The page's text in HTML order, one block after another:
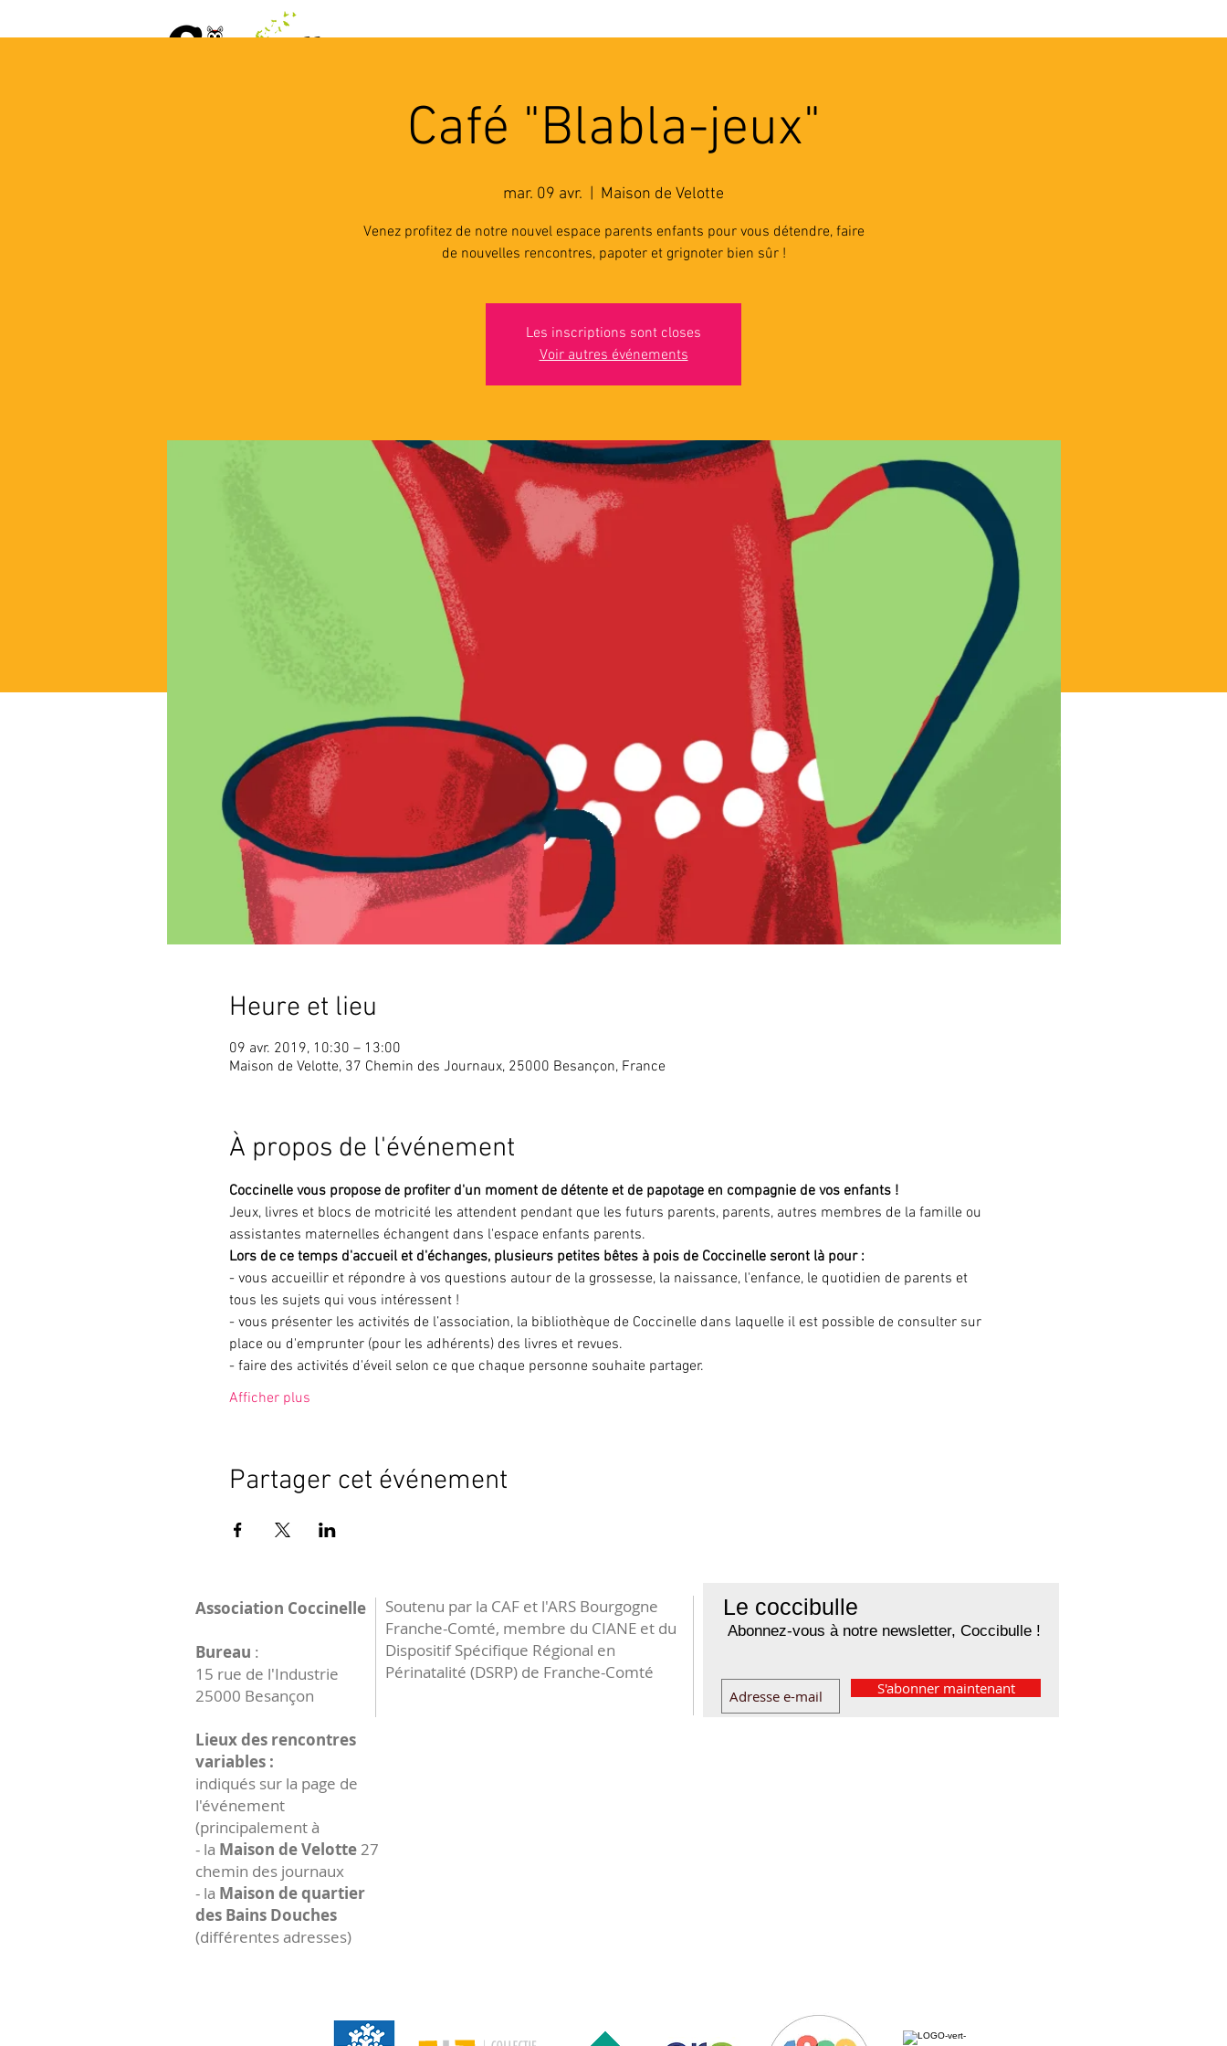
Café "Blabla-jeux"
mar. 09 avr. Maison de Velotte
Venez profitez de notre nouvel espace parents enfants pour vous détendre, faire
de nouvelles rencontres, papoter et grignoter bien sûr !
Les inscriptions sont closes
Voir autres événements
Heure et lieu
09 avr. 2019, 10:30 – 13:00
Maison de Velotte, 37 Chemin des Journaux, 25000 Besançon, France
À propos de l'événement
Coccinelle vous propose de profiter d'un moment de détente et de papotage en compagnie de vos enfants !
Jeux, livres et blocs de motricité les attendent pendant que les futurs parents, parents, autres membres de la famille ou
assistantes maternelles échangent dans l'espace enfants parents.
Lors de ce temps d'accueil et d'échanges, plusieurs petites bêtes à pois de Coccinelle seront là pour :
- vous accueillir et répondre à vos questions autour de la grossesse, la naissance, l'enfance, le quotidien de parents et
tous les sujets qui vous intéressent !
- vous présenter les activités de l’association, la bibliothèque de Coccinelle dans laquelle il est possible de consulter sur
place ou d'emprunter (pour les adhérents) des livres et revues.
- faire des activités d'éveil selon ce que chaque personne souhaite partager.
Afficher plus
Partager cet événement
Le coccibulle
Abonnez-vous à notre newsletter, Coccibulle !
S'abonner maintenant
Association Coccinelle
Bureau :
15 rue de l'Industrie
25000 Besançon
Lieux des rencontres
variables :
indiqués sur la page de
l'événement
(principalement à
- la Maison de Velotte27
chemin des journaux
- la Maison de quartier
des Bains Douches
(différentes adresses)
Soutenu par la CAF et l'ARS Bourgogne
Franche-Comté, membre du CIANE et du
Dispositif Spécifique Régional en
Périnatalité (DSRP) de Franche-Comté